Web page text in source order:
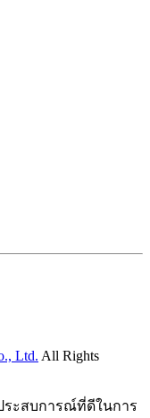
Ltd. All Rights
ระสบการณ์ที่ดีในการ